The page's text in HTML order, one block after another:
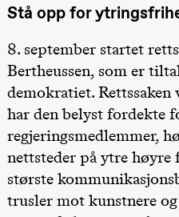
Lørdag 19. september
18.00
Pinquins &
Kjersti Alm
Eriksen
Hi sida
Store scene
teater)
Fredag 25. september
19.00
Rosalind
Goldberg
Ornate
Stå opp for
8. september startet
Bertheussen, som er
demokratiet.
har den belyst fordekte
regjeringsmedlemmer,
nettsteder på ytre høyre
største
trusler mot kunstnere